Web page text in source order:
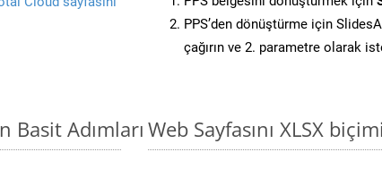
PPS’den dönüştürme için
çağırın ve 2. parametre olarak
Basit Adımları Web Sayfasını XLSX